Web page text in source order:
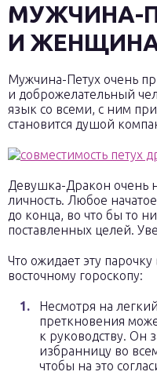
МУЖЧИНА-
И
Мужчина-Петух очень
и доброжелательный
язык со всеми, с ним
становится душой
Девушка-Дракон очень
личность. Любое
до конца, во что бы то
поставленных целей.
Что ожидает эту
восточному гороскопу:
Несмотря на
преткновения
к руководству. Он
избранницу во
чтобы на это